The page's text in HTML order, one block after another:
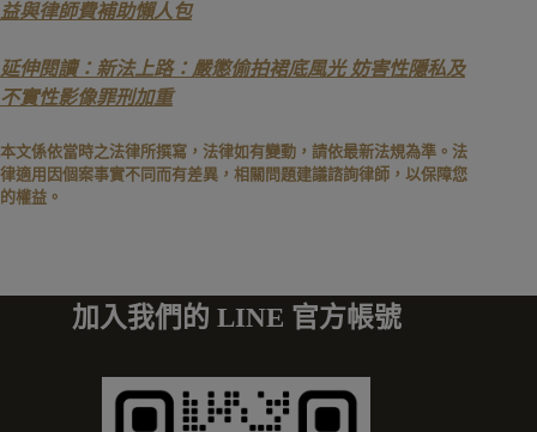
益與律師費補助懶人包
延伸閱讀：新法上路：嚴懲偷拍裙底風光 妨害性隱私及
不實性影像罪刑加重
本文係依當時之法律所撰寫，法律如有變動，請依最新法規為準。法
律適用因個案事實不同而有差異，相關問題建議諮詢律師，以保障您
的權益。
加入我們的 LINE 官方帳號